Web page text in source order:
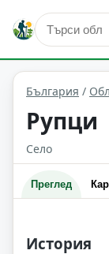
Рупци
България /
Рупци
Село
Преглед
История